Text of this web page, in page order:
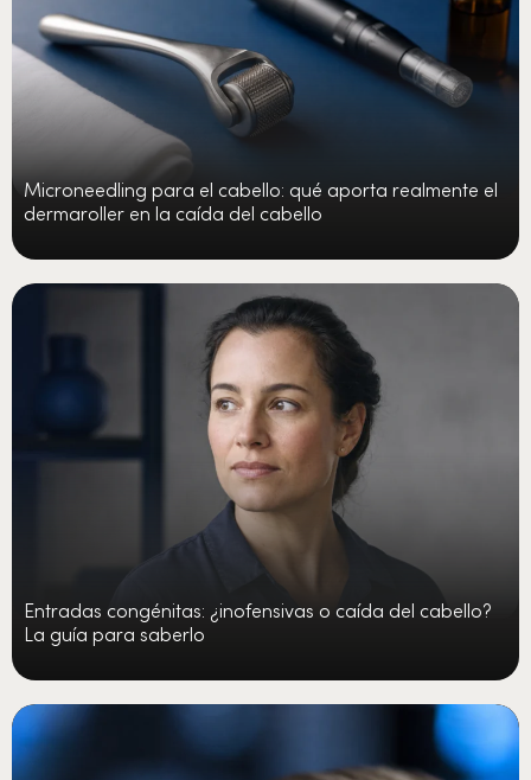
Microneedling para el cabello: qué aporta realmente el
dermaroller en la caída del cabello
Entradas congénitas: ¿inofensivas o caída del cabello?
La guía para saberlo